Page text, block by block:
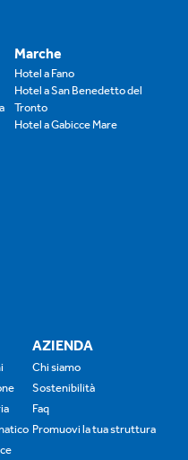
Marche
Hotel a Fano
Hotel a San Benedetto del
Tronto
Hotel a Gabicce Mare
AZIENDA
Chi siamo
Sostenibilità
Faq
Promuovi la tua struttura